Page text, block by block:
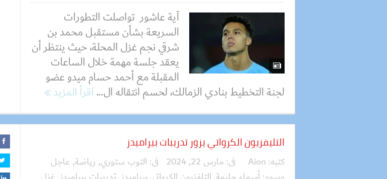
آية عاشور تواصلت التطورات
السريعة بشأن مستقبل محمد بن
شرقي نجم غزل المحلة، حيث ينتظر أن
يعقد جلسة مهمة خلال الساعات
المقبلة مع أحمد حسام ميدو عضو
لجنة التخطيط بنادي الزمالك، لحسم انتقاله ال...اقرأ المزيد
التليفزيون الكرواتي يزور تدريبات بيراميدز
كتبه: Aion فى: مارس 22, 2024 فى: التوب ستوري, رياضة, عاجل